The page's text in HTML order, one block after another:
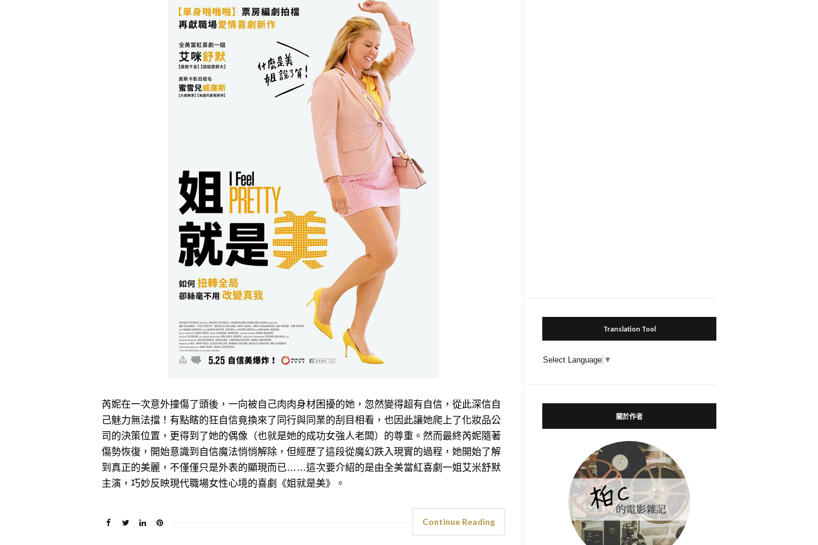
芮妮在一次意外撞傷了頭後，一向被自己肉肉身材困擾的她，忽然變得超有自信，從此深信自
己魅力無法擋！有點瞎的狂自信竟換來了同行與同業的刮目相看，也因此讓她爬上了化妝品公
司的決策位置，更得到了她的偶像（也就是她的成功女強人老闆）的尊重。然而最終芮妮隨著
傷勢恢復，開始意識到自信魔法悄悄解除，但經歷了這段從魔幻跌入現實的過程，她開始了解
到真正的美麗，不僅僅只是外表的顯現而已……這次要介紹的是由全美當紅喜劇一姐艾米舒默
主演，巧妙反映現代職場女性心境的喜劇《姐就是美》。
Continue Reading
Translation Tool
Select Language ▼
關於作者